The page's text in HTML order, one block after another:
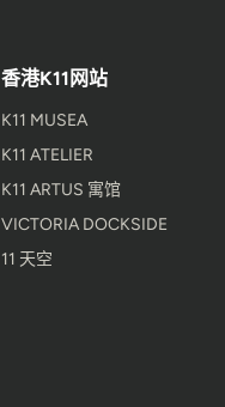
香港K11网站
K11 MUSEA
K11 ATELIER
K11 ARTUS 寓馆
VICTORIA DOCKSIDE
11 天空